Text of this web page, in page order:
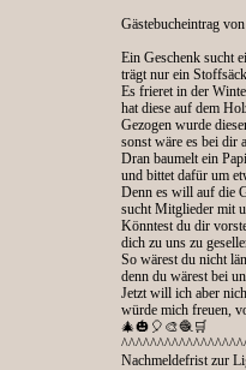
Gästebucheintrag
Ein Geschenk sucht
trägt nur ein
Es frieret in der
hat diese auf dem
Gezogen wurde
sonst wäre es bei dir
Dran baumelt ein
und bittet dafür um
Denn es will auf die
sucht Mitglieder mit
Könntest du dir
dich zu uns zu
So wärest du nicht
denn du wärest bei
Jetzt will ich aber
würde mich freuen,
🎄🎃🎈🎨🧶🛒
Nachmeldefrist zur